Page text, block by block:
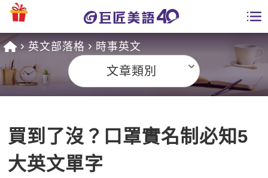
課程總覽
英文課程總表
英文會話
全國分校
學員專區
英文部落格 時事英文
文章類別
買到了沒？口罩實名制必知5
大英文單字